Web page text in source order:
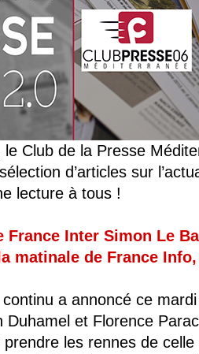
le Club de la Presse
d’articles sur
lecture à tous !
France Inter Simon Le
matinale de France
continu a annoncé ce
Duhamel et Florence
les rennes de